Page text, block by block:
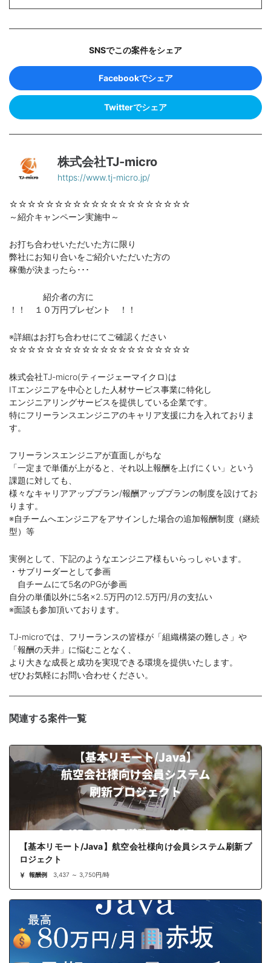
SNSでこの案件をシェア
Facebookでシェア
Twitterでシェア
株式会社TJ-micro
https://www.tj-micro.jp/
☆☆☆☆☆☆☆☆☆☆☆☆☆☆☆☆☆☆☆☆
～紹介キャンペーン実施中～
お打ち合わせいただいた方に限り
弊社にお知り合いをご紹介いただいた方の
稼働が決まったら･･･
紹介者の方に
！！ １０万円プレゼント ！！
※詳細はお打ち合わせにてご確認ください
☆☆☆☆☆☆☆☆☆☆☆☆☆☆☆☆☆☆☆☆
株式会社TJ-micro(ティージェーマイクロ)は
ITエンジニアを中心とした人材サービス事業に特化し
エンジニアリングサービスを提供している企業です。
特にフリーランスエンジニアのキャリア支援に力を入れておりま
す。
フリーランスエンジニアが直面しがちな
「一定まで単価が上がると、それ以上報酬を上げにくい」という
課題に対しても、
様々なキャリアアッププラン/報酬アッププランの制度を設けてお
ります。
※自チームへエンジニアをアサインした場合の追加報酬制度（継続
型）等
実例として、下記のようなエンジニア様もいらっしゃいます。
・サブリーダーとして参画
自チームにて5名のPGが参画
自分の単価以外に5名×2.5万円の12.5万円/月の支払い
※面談も参加頂いております。
TJ-microでは、フリーランスの皆様が「組織構築の難しさ」や
「報酬の天井」に悩むことなく、
より大きな成長と成功を実現できる環境を提供いたします。
ぜひお気軽にお問い合わせください。
関連する案件一覧
【基本リモート/Java】航空会社様向け会員システム刷新プ
ロジェクト
報酬例 3,437 ～ 3,750円/時